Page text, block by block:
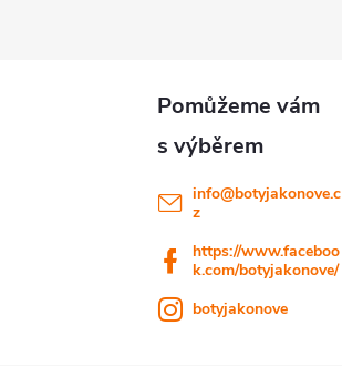
info@botyjakonove.c
z
https://www.faceboo
k.com/botyjakonove/
botyjakonove